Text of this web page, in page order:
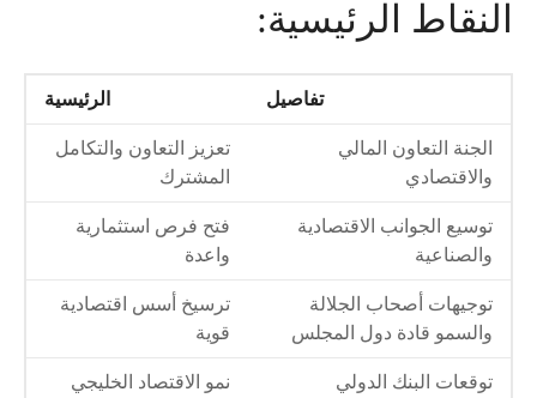
النقاط الرئيسية:
تفاصيل الرئيسية
الجنة التعاون المالي
والاقتصادي
تعزيز التعاون والتكامل
المشترك
توسيع الجوانب الاقتصادية
والصناعية
فتح فرص استثمارية
واعدة
توجيهات أصحاب الجلالة
والسمو قادة دول المجلس
ترسيخ أسس اقتصادية
قوية
توقعات البنك الدولي
نمو الاقتصاد الخليجي